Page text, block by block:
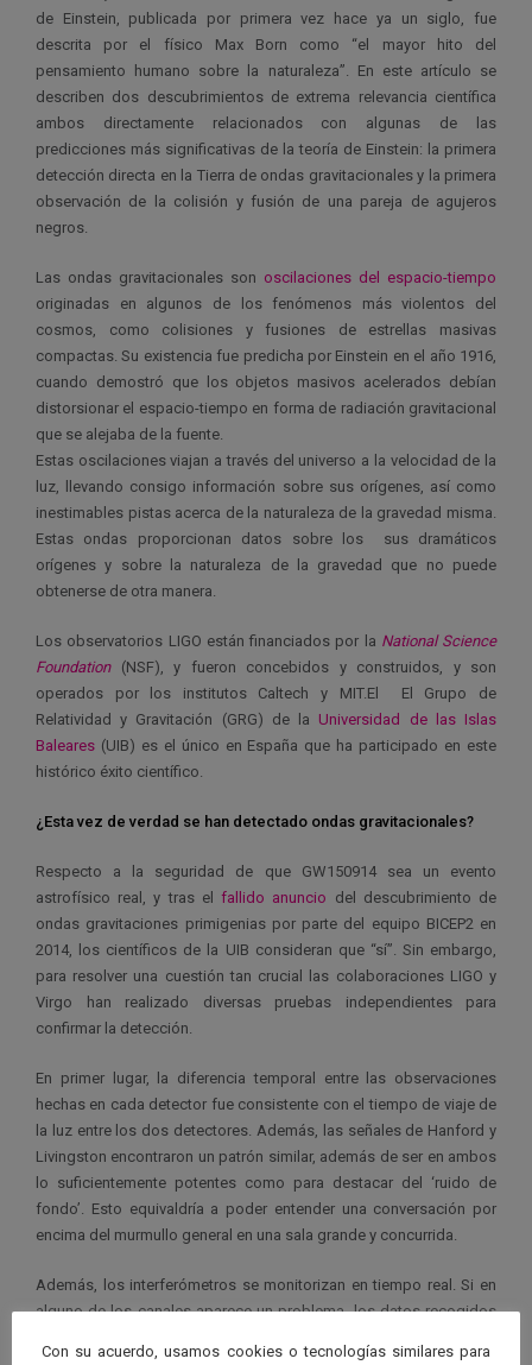
de Einstein, publicada por primera vez hace ya un siglo, fue
descrita por el físico Max Born como “el mayor hito del
pensamiento humano sobre la naturaleza”. En este artículo se
describen dos descubrimientos de extrema relevancia científica
ambos directamente relacionados con algunas de las
predicciones más significativas de la teoría de Einstein: la primera
detección directa en la Tierra de ondas gravitacionales y la primera
observación de la colisión y fusión de una pareja de agujeros
negros.
Las ondas gravitacionales son oscilaciones del espacio-tiempo
originadas en algunos de los fenómenos más violentos del
cosmos, como colisiones y fusiones de estrellas masivas
compactas. Su existencia fue predicha por Einstein en el año 1916,
cuando demostró que los objetos masivos acelerados debían
distorsionar el espacio-tiempo en forma de radiación gravitacional
que se alejaba de la fuente.
Estas oscilaciones viajan a través del universo a la velocidad de la
luz, llevando consigo información sobre sus orígenes, así como
inestimables pistas acerca de la naturaleza de la gravedad misma.
Estas ondas proporcionan datos sobre los sus dramáticos
orígenes y sobre la naturaleza de la gravedad que no puede
obtenerse de otra manera.
Los observatorios LIGO están financiados por la National Science
Foundation(NSF), y fueron concebidos y construidos, y son
operados por los institutos Caltech y MIT.El El Grupo de
Relatividad y Gravitación (GRG) de la Universidad de las Islas
Baleares (UIB) es el único en España que ha participado en este
histórico éxito científico.
¿Esta vez de verdad se han detectado ondas gravitacionales?
Respecto a la seguridad de que GW150914 sea un evento
astrofísico real, y tras elfallido anuncio del descubrimiento de
ondas gravitaciones primigenias por parte del equipo BICEP2 en
2014, los científicos de la UIB consideran que “sí”. Sin embargo,
para resolver una cuestión tan crucial las colaboraciones LIGO y
Virgo han realizado diversas pruebas independientes para
confirmar la detección.
En primer lugar, la diferencia temporal entre las observaciones
hechas en cada detector fue consistente con el tiempo de viaje de
la luz entre los dos detectores. Además, las señales de Hanford y
Livingston encontraron un patrón similar, además de ser en ambos
lo suficientemente potentes como para destacar del ‘ruido de
fondo’. Esto equivaldría a poder entender una conversación por
encima del murmullo general en una sala grande y concurrida.
Además, los interferómetros se monitorizan en tiempo real. Si en
alguno de los canales aparece un problema, los datos recogidos
Con su acuerdo, usamos cookies o tecnologías similares para